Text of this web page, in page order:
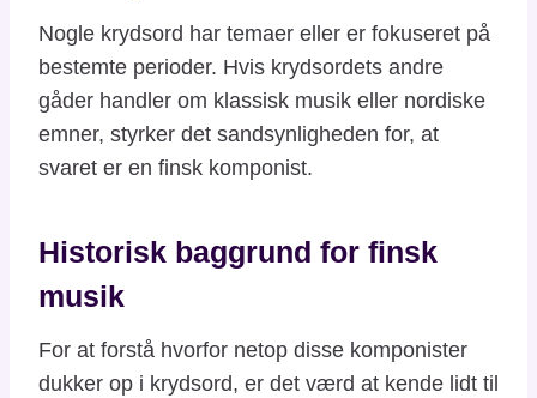
Nogle krydsord har temaer eller er fokuseret på
bestemte perioder. Hvis krydsordets andre
gåder handler om klassisk musik eller nordiske
emner, styrker det sandsynligheden for, at
svaret er en finsk komponist.
Historisk baggrund for finsk
musik
For at forstå hvorfor netop disse komponister
dukker op i krydsord, er det værd at kende lidt til